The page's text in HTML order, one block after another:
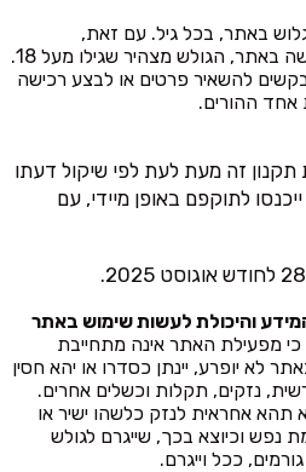
באתר, בכל גיל. עם זאת,
בהשארת פרטים או רכישה באתר, הגולש מצהיר שגילו מעל 18.
להשאיר פרטים או לבצע רכישה
אחד ההורים.
זה מעת לעת לפי שיקול דעתו
לתוקפם באופן מיידי, עם
והיכולת לעשות שימוש באתר
מפעילת האתר אינה מתחייבת
לא יופרע, יינתן כסדרו או יהא חסין
נזקים, תקלות וכשלים אחרים.
אחראית לנזק כלשהו ישיר או
נפש וכיוצא בכך, שייגרם לגולש
ככל וייגרם.